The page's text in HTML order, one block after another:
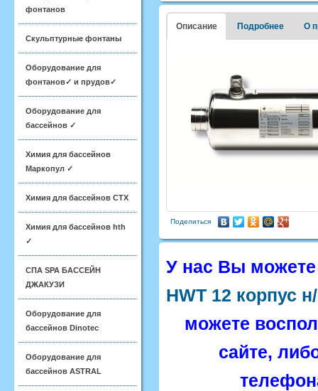
фонтанов
Скульптурные фонтаны
Оборудование для
фонтанов✓ и прудов✓
Оборудование для
бассейнов ✓
Химия для бассейнов
Маркопул ✓
Химия для бассейнов CTX
Химия для бассейнов hth
✓
СПА SPA БАССЕЙН
ДЖАКУЗИ
Оборудование для
бассейнов Dinotec
Оборудование для
бассейнов ASTRAL
Описание Подробнее О
Поделиться
У нас Вы можете
HWT 12 корпус
можете
сайте,